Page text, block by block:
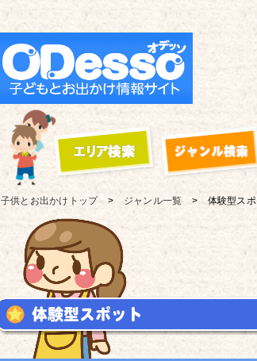
子供とお出かけ トップ ジャンル一覧 体験型ス